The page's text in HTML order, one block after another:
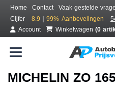
Home Contact
Vaak gestelde
Cijfer
8.9 | 99% Aanbevelingen
Account
Winkelwagen (0
MICHELIN ZO